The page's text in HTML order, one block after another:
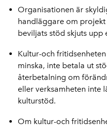
Organisationen är
handläggare om
beviljats stöd skjuts upp
Kultur-och
minska, inte betala ut
återbetalning om
eller verksamheten inte
kulturstöd.
Om kultur-och